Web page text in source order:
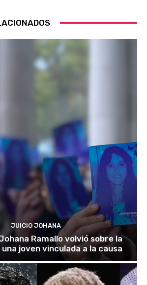
JUICIO JOHANA
Ramallo volvió sobre la
joven vinculada a la causa